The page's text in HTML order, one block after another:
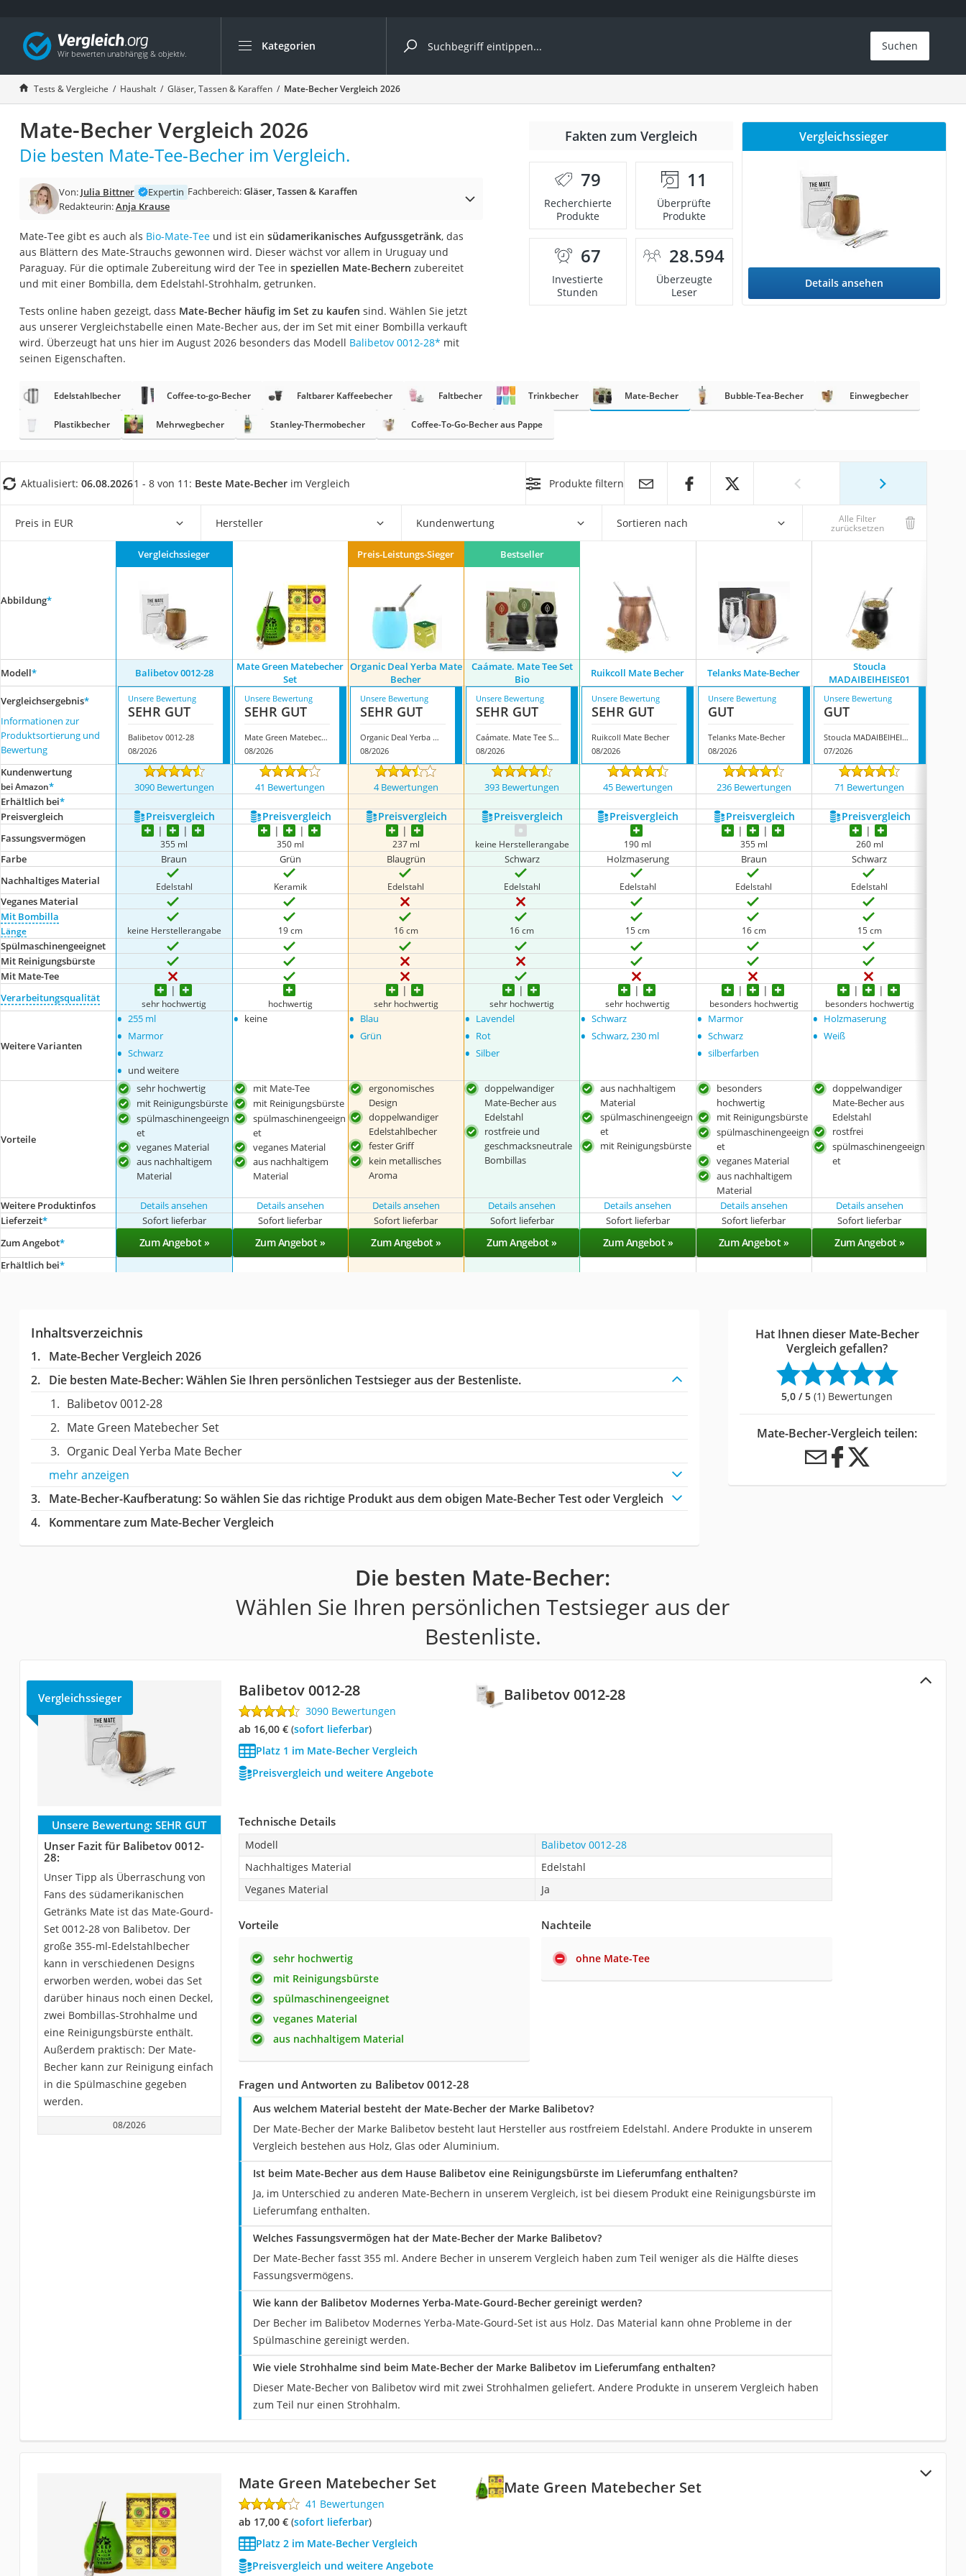
Kategorien
Die beliebtesten Vergleiche nach Kategorie
Haushalt
Wassersprudler
Zentralstaubsauger
Brotbackautomat
Wäschespinne
Spülmaschinentabs
Akku-Staubsauger
Eierkocher
AEG-Waschmaschine
Saug-Wisch-Roboter
Kondenstrockner
Reiskocher
Ecovacs-Saugroboter
Nespresso-Maschine
Messerschärfer
Suchen
Tests & Vergleiche Haushalt Gläser, Tassen & Karaffen Mate-Becher Vergleich 2026
Mate-Becher Vergleich 2026
Die besten Mate-Tee-Becher im Vergleich.
Von: Julia Bittner Expertin Fachbereich:Gläser, Tassen & Karaffen
Redakteurin:Anja Krause
Mate-Tee gibt es auch als Bio-Mate-Teeund ist ein südamerikanisches Aufgussgetränk, das
aus Blättern des Mate-Strauchs gewonnen wird. Dieser wächst vor allem in Uruguay und
Paraguay. Für die optimale Zubereitung wird der Tee in speziellen Mate-Bechern zubereitet
und mit einer Bombilla, dem Edelstahl-Strohhalm, getrunken.
Tests online haben gezeigt, dass Mate-Becher häufig im Set zu kaufen sind. Wählen Sie jetzt
aus unserer Vergleichstabelle einen Mate-Becher aus, der im Set mit einer Bombilla verkauft
wird. Überzeugt hat uns hier im August 2026 besonders das Modell Balibetov 0012-28* mit
seinen Eigenschaften.
Fakten zum Vergleich
79
Recherchierte
Produkte
11
Überprüfte
Produkte
67
Investierte
Stunden
28.594
Überzeugte
Leser
Vergleichssieger
Details ansehen
Edelstahlbecher Coffee-to-go-Becher Faltbarer Kaffeebecher Faltbecher Trinkbecher Mate-Becher Bubble-Tea-Becher Einwegbecher
Plastikbecher Mehrwegbecher Stanley-Thermobecher Coffee-To-Go-Becher aus Pappe
Aktualisiert: 06.08.20261 - 8 von 11: Beste Mate-Becher im Vergleich Produkte filtern
Preis in EUR Hersteller Kundenwertung Sortieren nach Alle Filter
zurücksetzen
Abbildung*
Vergleichssieger Preis-Leistungs-Sieger Bestseller
Modell* Balibetov 0012-28
Mate Green Matebecher
Set
Organic Deal Yerba Mate
Becher
Caámate. Mate Tee Set
Bio
Ruikcoll Mate Becher Telanks Mate-Becher
Stoucla
MADAIBEIHEISE01
Vergleichsergebnis*
Informationen zur
Produktsortierung und
Bewertung
Unsere Bewertung
SEHR GUT
Balibetov 0012-28
08/2026
Unsere Bewertung
SEHR GUT
Mate Green Matebecher Set
08/2026
Unsere Bewertung
SEHR GUT
Organic Deal Yerba Mate Becher
08/2026
Unsere Bewertung
SEHR GUT
Caámate. Mate Tee Set Bio
08/2026
Unsere Bewertung
SEHR GUT
Ruikcoll Mate Becher
08/2026
Unsere Bewertung
GUT
Telanks Mate-Becher
08/2026
Unsere Bewertung
GUT
Stoucla MADAIBEIHEISE01
07/2026
Kundenwertung
bei Amazon* 3090 Bewertungen 41 Bewertungen 4 Bewertungen 393 Bewertungen 45 Bewertungen 236 Bewertungen 71 Bewertungen
Erhältlich bei*
Preis­vergleich
Preis­vergleich Preis­vergleich Preis­vergleich Preis­vergleich Preis­vergleich Preis­vergleich Preis­vergleich
Fassungsvermögen 355 ml 350 ml 237 ml keine Herstellerangabe 190 ml 355 ml 260 ml
Farbe Braun Grün Blaugrün Schwarz Holzmaserung Braun
Schwarz
Nachhaltiges Material
Edelstahl Keramik Edelstahl Edelstahl Edelstahl Edelstahl Edelstahl
Veganes Material
Mit Bombilla
Länge keine Herstellerangabe 19 cm 16 cm 16 cm 15 cm 16 cm 15 cm
Spülmaschinengeeignet
Mit Reinigungsbürste
Mit Mate-Tee
Verarbeitungsqualität
sehr hochwertig hochwertig sehr hochwertig sehr hochwertig sehr hochwertig besonders hochwertig besonders hochwertig
Weitere Varianten
• 255 ml
• Marmor
• Schwarz
• und weitere
• keine • Blau
• Grün
• Lavendel
• Rot
• Silber
• Schwarz
• Schwarz, 230 ml
• Marmor
• Schwarz
• silberfarben
• Holzmaserung
• Weiß
Vorteile
sehr hochwertig
mit Reinigungsbürste
spülmaschinengeeign
et
veganes Material
aus nachhaltigem
Material
mit Mate-Tee
mit Reinigungsbürste
spülmaschinengeeign
et
veganes Material
aus nachhaltigem
Material
ergonomisches
Design
doppelwandiger
Edelstahlbecher
fester Griff
kein metallisches
Aroma
doppelwandiger
Mate-Becher aus
Edelstahl
rostfreie und
geschmacksneutrale
Bombillas
aus nachhaltigem
Material
spülmaschinengeeign
et
mit Reinigungsbürste
besonders
hochwertig
mit Reinigungsbürste
spülmaschinengeeign
et
veganes Material
aus nachhaltigem
Material
doppelwandiger
Mate-Becher aus
Edelstahl
rostfrei
spülmaschinengeeign
et
Weitere Produktinfos Details ansehen Details ansehen Details ansehen Details ansehen Details ansehen Details ansehen
Details ansehen
Lieferzeit* Sofort lieferbar Sofort lieferbar Sofort lieferbar Sofort lieferbar Sofort lieferbar Sofort lieferbar Sofort lieferbar
Zum Angebot* Zum Angebot » Zum Angebot » Zum Angebot » Zum Angebot » Zum Angebot » Zum Angebot » Zum Angebot »
Erhältlich bei*
Inhaltsverzeichnis
Mate-Becher Vergleich 2026
Die besten Mate-Becher:Wählen Sie Ihren persönlichen Testsieger aus der Bestenliste.
Balibetov 0012-28
Mate Green Matebecher Set
Organic Deal Yerba Mate Becher
mehr anzeigen
Mate-Becher-Kaufberatung: So wählen Sie das richtige Produkt aus dem obigen Mate-Becher Test oder Vergleich
Kommentare zum Mate-Becher Vergleich
Hat Ihnen dieser Mate-Becher
Vergleich gefallen?
5,0 / 5 (1) Bewertungen
Mate-Becher-Vergleich teilen:
Die besten Mate-Becher:
Wählen Sie Ihren persönlichen Testsieger aus der
Bestenliste.
Balibetov 0012-28
Vergleichssieger Balibetov 0012-28
3090 Bewertungen
ab 16,00 €( Sofort lieferbar)
Platz 1 im Mate-Becher Vergleich
Preisvergleich und weitere Angebote
Unsere Bewertung: SEHR GUT
Unser Fazit für Balibetov 0012-
28:
Unser Tipp als Überraschung von
Fans des südamerikanischen
Getränks Mate ist das Mate-Gourd-
Set 0012-28 von Balibetov. Der
große 355-ml-Edelstahlbecher
kann in verschiedenen Designs
erworben werden, wobei das Set
darüber hinaus noch einen Deckel,
zwei Bombillas-Strohhalme und
eine Reinigungsbürste enthält.
Außerdem praktisch: Der Mate-
Becher kann zur Reinigung einfach
in die Spülmaschine gegeben
werden.
08/2026
Technische Details
Modell
Balibetov 0012-28
Nachhaltiges Material
Edelstahl
Veganes Material
Ja
Vorteile
sehr hochwertig
mit Reinigungsbürste
spülmaschinengeeignet
veganes Material
aus nachhaltigem Material
Nachteile
ohne Mate-Tee
Fragen und Antworten zu Balibetov 0012-28
Aus welchem Material besteht der Mate-Becher der Marke Balibetov?
Der Mate-Becher der Marke Balibetov besteht laut Hersteller aus rostfreiem Edelstahl. Andere Produkte in unserem
Vergleich bestehen aus Holz, Glas oder Aluminium.
Ist beim Mate-Becher aus dem Hause Balibetov eine Reinigungsbürste im Lieferumfang enthalten?
Ja, im Unterschied zu anderen Mate-Bechern in unserem Vergleich, ist bei diesem Produkt eine Reinigungsbürste im
Lieferumfang enthalten.
Welches Fassungsvermögen hat der Mate-Becher der Marke Balibetov?
Der Mate-Becher fasst 355 ml. Andere Becher in unserem Vergleich haben zum Teil weniger als die Hälfte dieses
Fassungsvermögens.
Wie kann der Balibetov Modernes Yerba-Mate-Gourd-Becher gereinigt werden?
Der Becher im Balibetov Modernes Yerba-Mate-Gourd-Set ist aus Holz. Das Material kann ohne Probleme in der
Spülmaschine gereinigt werden.
Wie viele Strohhalme sind beim Mate-Becher der Marke Balibetov im Lieferumfang enthalten?
Dieser Mate-Becher von Balibetov wird mit zwei Strohhalmen geliefert. Andere Produkte in unserem Vergleich haben
zum Teil nur einen Strohhalm.
Mate Green Matebecher Set
Mate Green Matebecher Set
41 Bewertungen
ab 17,00 €( Sofort lieferbar)
Platz 2 im Mate-Becher Vergleich
Preisvergleich und weitere Angebote